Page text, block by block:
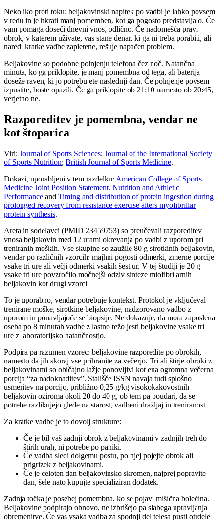
Nekoliko proti toku: beljakovinski napitek po vadbi je lahko povsem
v redu in je hkrati manj pomemben, kot ga pogosto predstavljajo. Če
vam pomaga doseči dnevni vnos, odlično. Če nadomešča pravi
obrok, v katerem uživate, vas stane denar, ki ga ni treba porabiti, ali
naredi kratke vadbe zapletene, rešuje napačen problem.
Beljakovine so podobne polnjenju telefona čez noč. Natančna
minuta, ko ga priklopite, je manj pomembna od tega, ali baterija
doseže raven, ki jo potrebujete naslednji dan. Če polnjenje povsem
izpustite, boste opazili. Če ga priklopite ob 21:10 namesto ob 20:45,
verjetno ne.
Razporeditev je pomembna, vendar ne
kot štoparica
Viri: Journal of Sports Sciences; Journal of the International Society
of Sports Nutrition; British Journal of Sports Medicine.
Dokazi, uporabljeni v tem razdelku: American College of Sports
Medicine Joint Position Statement. Nutrition and Athletic
Performance and Timing and distribution of protein ingestion during
prolonged recovery from resistance exercise alters myofibrillar
protein synthesis.
Areta in sodelavci (PMID 23459753) so preučevali razporeditev
vnosa beljakovin med 12 urami okrevanja po vadbi z uporom pri
treniranih moških. Vse skupine so zaužile 80 g sirotkinih beljakovin,
vendar po različnih vzorcih: majhni pogosti odmerki, zmerne porcije
vsake tri ure ali večji odmerki vsakih šest ur. V tej študiji je 20 g
vsake tri ure povzročilo močnejši odziv sinteze miofibrilarnih
beljakovin kot drugi vzorci.
To je uporabno, vendar potrebuje kontekst. Protokol je vključeval
trenirane moške, sirotkine beljakovine, nadzorovano vadbo z
uporom in ponavljajoče se biopsije. Ne dokazuje, da mora zaposlena
oseba po 8 minutah vadbe z lastno težo jesti beljakovine vsake tri
ure z laboratorijsko natančnostjo.
Podpira pa razumen vzorec: beljakovine razporedite po obrokih,
namesto da jih skoraj vse prihranite za večerjo. Tri ali štirje obroki z
beljakovinami so običajno lažje ponovljivi kot ena ogromna večerna
porcija “za nadoknaditev”. Stališče ISSN navaja tudi splošno
usmeritev na porcijo, približno 0,25 g/kg visokokakovostnih
beljakovin oziroma okoli 20 do 40 g, ob tem pa poudari, da se
potrebe razlikujejo glede na starost, vadbeni dražljaj in treniranost.
Za kratke vadbe je to dovolj strukture:
Če je bil vaš zadnji obrok z beljakovinami v zadnjih treh do
štirih urah, ni potrebe po paniki.
Če vadba sledi dolgemu postu, po njej pojejte obrok ali
prigrizek z beljakovinami.
Če je celoten dan beljakovinsko skromen, najprej popravite
dan, šele nato kupujte specializiran dodatek.
Zadnja točka je posebej pomembna, ko se pojavi mišična bolečina.
Beljakovine podpirajo obnovo, ne izbrišejo pa slabega upravljanja
obremenitve. Če vas vsaka vadba za spodnji del telesa pusti otrdele